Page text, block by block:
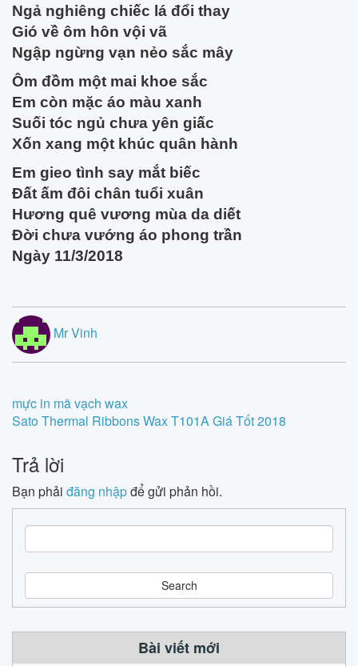
Ngả nghiêng chiếc lá đổi thay
Gió về ôm hôn vội vã
Ngập ngừng vạn nẻo sắc mây
Ôm đồm một mai khoe sắc
Em còn mặc áo màu xanh
Suối tóc ngủ chưa yên giấc
Xốn xang một khúc quân hành
Em gieo tình say mắt biếc
Đất ấm đôi chân tuổi xuân
Hương quê vương mùa da diết
Đời chưa vướng áo phong trần
Ngày 11/3/2018
Mr Vinh
Post
navigation
mực in mã vạch wax
Sato Thermal Ribbons Wax T101A Giá Tốt 2018
Trả lời
Bạn phải đăng nhậpđể gửi phản hồi.
e
a
r
c
Bài viết mới